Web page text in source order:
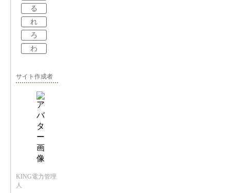
る
れ
ろ
わ
サイト作成者
KING電力管理
人